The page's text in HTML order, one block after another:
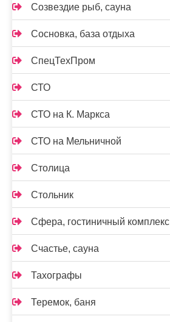
Созвездие рыб, сауна
Сосновка, база отдыха
СпецТехПром
СТО
СТО на К. Маркса
СТО на Мельничной
Столица
Стольник
Сфера, гостиничный комплекс
Счастье, сауна
Тахографы
Теремок, баня